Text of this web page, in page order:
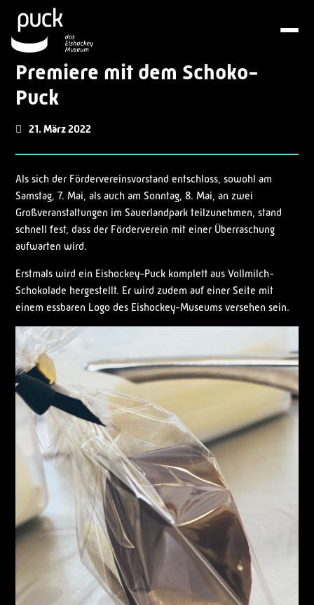
Premiere mit dem Schoko-
Puck
21. März 2022
Als sich der Fördervereinsvorstand entschloss, sowohl am
Samstag, 7. Mai, als auch am Sonntag, 8. Mai, an zwei
Großveranstaltungen im Sauerlandpark teilzunehmen, stand
schnell fest, dass der Förderverein mit einer Überraschung
aufwarten wird.
Erstmals wird ein Eishockey-Puck komplett aus Vollmilch-
Schokolade hergestellt. Er wird zudem auf einer Seite mit
einem essbaren Logo des Eishockey-Museums versehen sein.